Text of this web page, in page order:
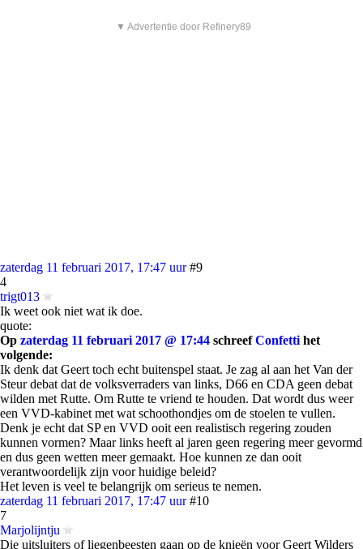
▼ Advertentie door Refinery89
zaterdag 11 februari 2017, 17:47 uur #9
4
trigt013
Ik weet ook niet wat ik doe.
quote:
Op zaterdag 11 februari 2017 @ 17:44 schreefConfetti het
volgende:
Ik denk dat Geert toch echt buitenspel staat. Je zag al aan het Van der
Steur debat dat de volksverraders van links, D66 en CDA geen debat
wilden met Rutte. Om Rutte te vriend te houden. Dat wordt dus weer
een VVD-kabinet met wat schoothondjes om de stoelen te vullen.
Denk je echt dat SP en VVD ooit een realistisch regering zouden
kunnen vormen? Maar links heeft al jaren geen regering meer gevormd
en dus geen wetten meer gemaakt. Hoe kunnen ze dan ooit
verantwoordelijk zijn voor huidige beleid?
Het leven is veel te belangrijk om serieus te nemen.
zaterdag 11 februari 2017, 17:47 uur #10
7
Marjolijntju
Die uitsluiters of liegenbeesten gaan op de knieën voor Geert Wilders